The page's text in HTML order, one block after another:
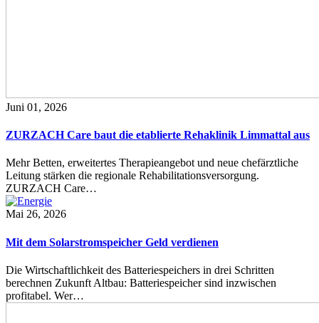
Juni 01, 2026
ZURZACH Care baut die etablierte Rehaklinik Limmattal aus
Mehr Betten, erweitertes Therapieangebot und neue chefärztliche
Leitung stärken die regionale Rehabilitationsversorgung.
ZURZACH Care…
Mai 26, 2026
Mit dem Solarstromspeicher Geld verdienen
Die Wirtschaftlichkeit des Batteriespeichers in drei Schritten
berechnen Zukunft Altbau: Batteriespeicher sind inzwischen
profitabel. Wer…